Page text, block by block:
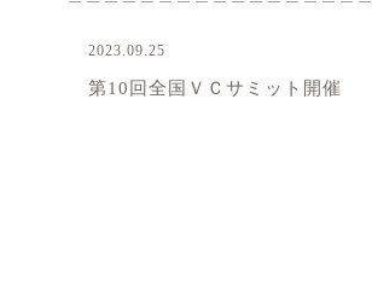
2023.09.25
第10回全国ＶＣサミット開催